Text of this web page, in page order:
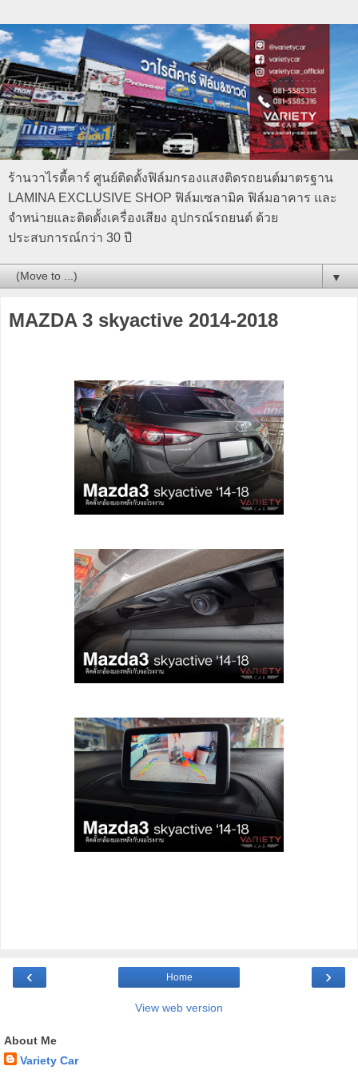
ร้านวาไรตี้คาร์ ศูนย์ติดตั้งฟิล์มกรองแสงติดรถยนต์มาตรฐาน
LAMINA EXCLUSIVE SHOP ฟิล์มเซลามิค ฟิล์มอาคาร และ
จำหน่ายและติดตั้งเครื่องเสียง อุปกรณ์รถยนต์ ด้วย
ประสบการณ์กว่า 30 ปี
▼
MAZDA 3 skyactive 2014-2018
‹ ›
Home
View web version
About Me
Variety Car